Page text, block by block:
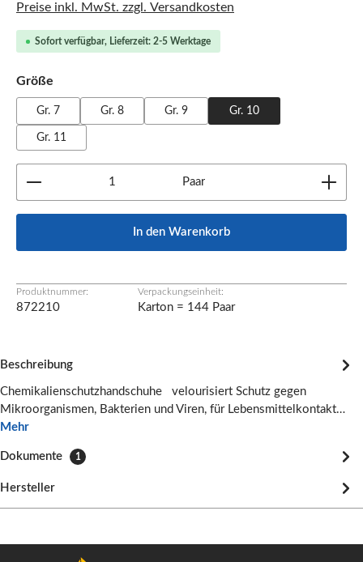
Preise inkl. MwSt. zzgl. Versandkosten
Sofort verfügbar, Lieferzeit: 2-5 Werktage
Größe
Gr. 7 Gr. 8 Gr. 9 Gr. 10
Gr. 11
Produkt Anzahl: Gib den gewünschten Wert ein
Paar
In den Warenkorb
Produktnummer:
872210
Verpackungseinheit:
Karton = 144 Paar
Beschreibung
Chemikalienschutzhandschuhe velourisiert Schutz gegen
Mikroorganismen, Bakterien und Viren, für Lebensmittelkontakt…
Mehr
Dokumente 1
Hersteller